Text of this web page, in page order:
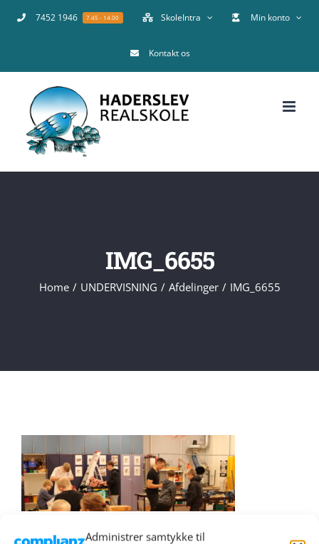
Administrer samtykke til
7452 1946 7.45 - 14.00 SkoleIntra Min konto
Kontakt os
IMG_6655
Home UNDERVISNING Afdelinger IMG_6655